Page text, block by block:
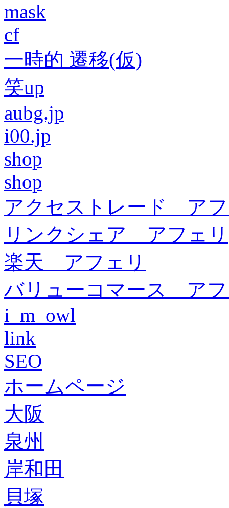
mask
cf
一時的 遷移(仮)
笑up
aubg.jp
i00.jp
shop
shop
アクセストレード ア
リンクシェア アフェリ
楽天 アフェリ
バリューコマース ア
i_m_owl
link
SEO
ホームページ
大阪
泉州
岸和田
貝塚